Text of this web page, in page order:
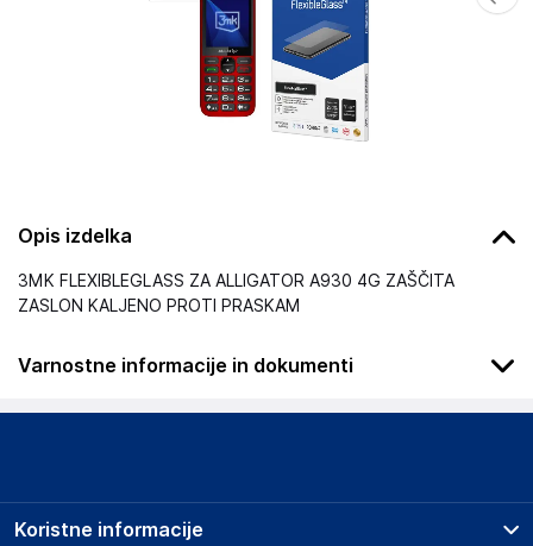
Opis izdelka
3MK FLEXIBLEGLASS ZA ALLIGATOR A930 4G ZAŠČITA
ZASLON KALJENO PROTI PRASKAM
Varnostne informacije in dokumenti
Podatki o proizvajalcu
3mk
Koristne informacije